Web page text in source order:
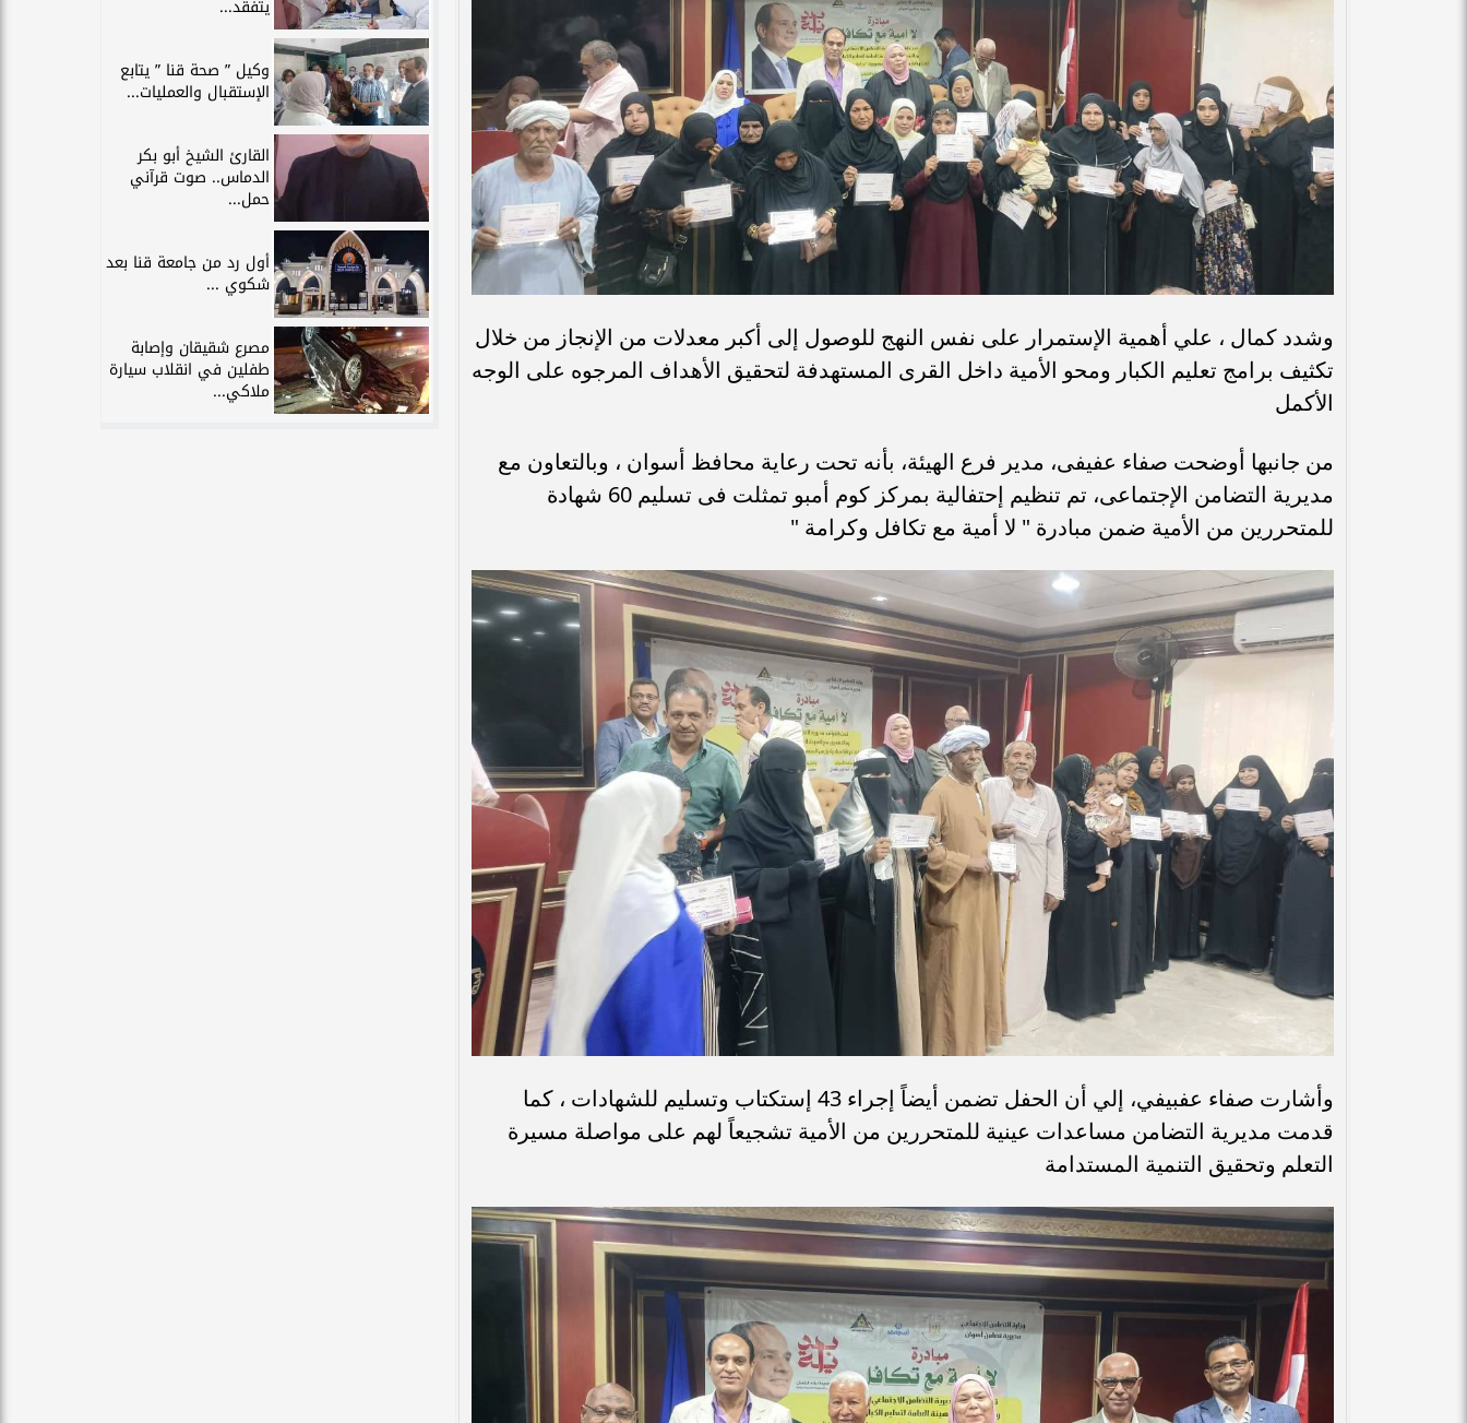
وشدد كمال ، علي أهمية الإستمرار على نفس النهج للوصول إلى أكبر معدلات من الإنجاز من خلال
تكثيف برامج تعليم الكبار ومحو الأمية داخل القرى المستهدفة لتحقيق الأهداف المرجوه على الوجه
الأكمل
من جانبها أوضحت صفاء عفيفى، مدير فرع الهيئة، بأنه تحت رعاية محافظ أسوان ، وبالتعاون مع
مديرية التضامن الإجتماعى، تم تنظيم إحتفالية بمركز كوم أمبو تمثلت فى تسليم 60 شهادة
للمتحررين من الأمية ضمن مبادرة " لا أمية مع تكافل وكرامة "
وأشارت صفاء عفبيفي، إلي أن الحفل تضمن أيضاً إجراء 43 إستكتاب وتسليم للشهادات ، كما
قدمت مديرية التضامن مساعدات عينية للمتحررين من الأمية تشجيعاً لهم على مواصلة مسيرة
التعلم وتحقيق التنمية المستدامة
يتفقد...
وكيل ” صحة قنا ” يتابع
الإستقبال والعمليات...
القارئ الشيخ أبو بكر
الدماس.. صوت قرآني
حمل...
أول رد من جامعة قنا بعد
شكوي ...
مصرع شقيقان وإصابة
طفلين في انقلاب سيارة
ملاكي...